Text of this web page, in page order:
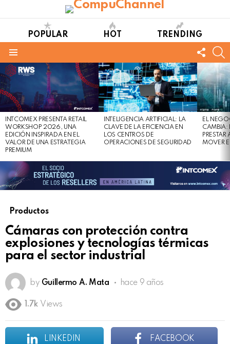
POPULAR HOT TRENDING
US
LATEST
STORIES
INTCOMEX PRESENTA RETAIL
WORKSHOP 2026, UNA
EDICIÓN INSPIRADA EN EL
VALOR DE UNA ESTRATEGIA
PREMIUM
INTELIGENCIA ARTIFICIAL: LA
CLAVE DE LA EFICIENCIA EN
LOS CENTROS DE
OPERACIONES DE SEGURIDAD
EL
CAMBIA:
MOVER
Productos
Cámaras con protección contra
explosiones y tecnologías térmicas
para el sector industrial
by Guillermo A. Mata hace 9 años
1.7k Views
LINKEDIN FACEBOOK